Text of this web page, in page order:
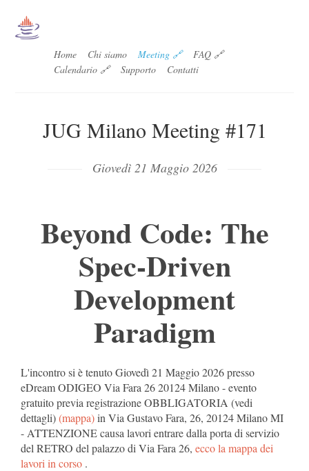
Home Chi siamo Meeting 🔗
FAQ 🔗
Calendario 🔗
Supporto Contatti
JUG Milano Meeting #171
Giovedì 21 Maggio 2026
Beyond Code: The
Spec-Driven
Development
Paradigm
L'incontro si è tenuto Giovedì 21 Maggio 2026 presso
eDream ODIGEO Via Fara 26 20124 Milano - evento
gratuito previa registrazione OBBLIGATORIA (vedi
dettagli)(mappa)in Via Gustavo Fara, 26, 20124 Milano MI
- ATTENZIONE causa lavori entrare dalla porta di servizio
del RETRO del palazzo di Via Fara 26, ecco la mappa dei
lavori in corso .